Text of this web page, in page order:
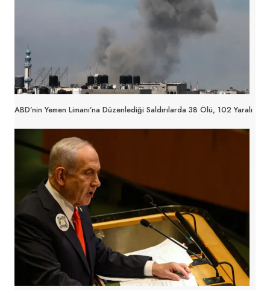
ABD’nin Yemen Limanı’na Düzenlediği Saldırılarda 38 Ölü, 102 Yaralı